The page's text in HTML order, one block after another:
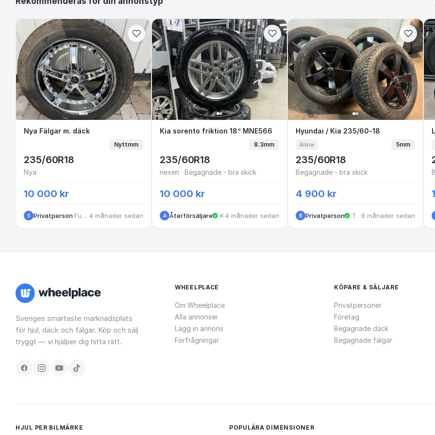
Nya Fälgar m. däck
Nya Fälgar m. däck
Nyttmm
235/60R18
Nya
10 000 kr
S Privatperson· Furulund·4 månader sedan
Kia sorento friktion 18” MNE566
Kia sorento friktion 18” MNE566
8.3mm
235/60R18
nexen · Begagnade - bra skick
10 000 kr
A Återförsäljare · Kungälv
·4 månader sedan
Hyundai / Kia 235/60-18
Hyundai / Kia 235/60-18
Äldre 5mm
235/60R18
Begagnade - bra skick
4 900 kr
B Privatperson · Tenhult·8 månader sedan
Sveriges smartaste marknadsplats
för hjul, däck och fälgar. Köp och sälj
tryggt — vi hjälper dig hitta rätt.
WHEELPLACE
Om Wheelplace
Alla annonser
Lägg in annons
Förfrågningar
KÖPARE & SÄLJARE
Privatpersoner
Företag
Begagnade däck
Begagnade fälgar
HJUL PER BILMÄRKE POPULÄRA DIMENSIONER